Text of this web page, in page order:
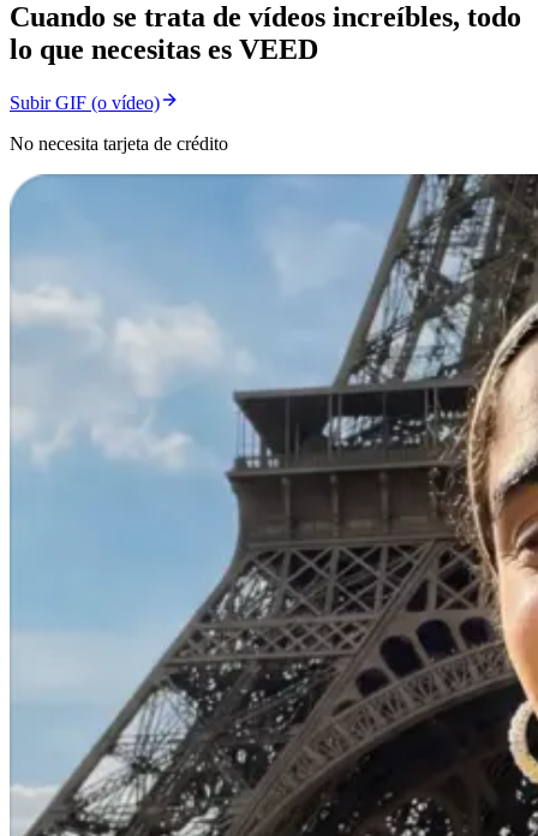
Cuando se trata de vídeos increíbles, todo
lo que necesitas es VEED
Subir GIF (o vídeo)
No necesita tarjeta de crédito